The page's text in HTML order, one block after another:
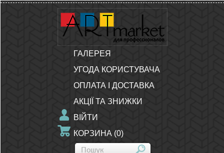
ГАЛЕРЕЯ
УГОДА КОРИСТУВАЧА
ОПЛАТА І ДОСТАВКА
АКЦІЇ ТА ЗНИЖКИ
ВІЙТИ
КОРЗИНА (0)